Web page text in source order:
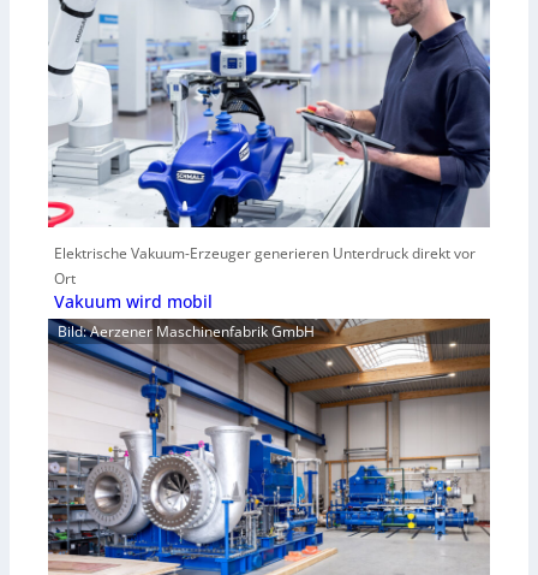
Elektrische Vakuum-Erzeuger generieren Unterdruck direkt vor
Ort
Vakuum wird mobil
Bild: Aerzener Maschinenfabrik GmbH